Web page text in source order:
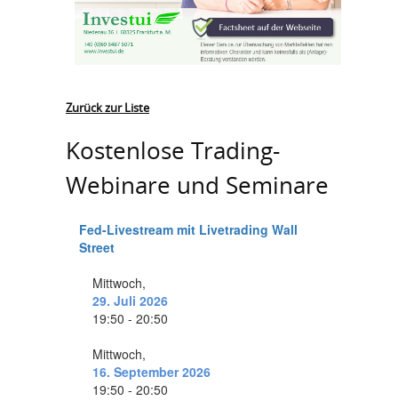
Zurück zur Liste
Kostenlose Trading-
Webinare und Seminare